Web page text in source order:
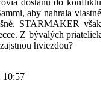
aby nahrala vlastné
STARMAKER však
Z bývalých priateliek
hviezdou?
10:57